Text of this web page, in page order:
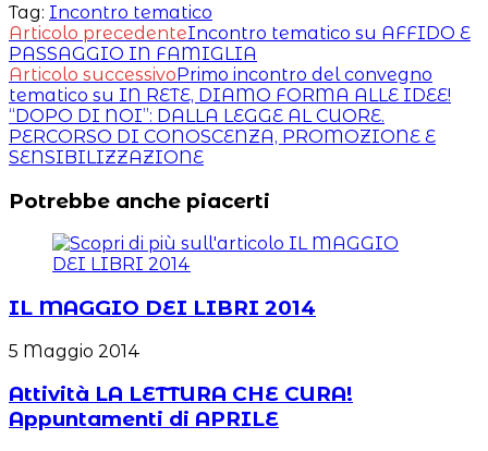
Tag: Incontro tematico
Leggi
altri
articoli
Articolo precedenteIncontro tematico su AFFIDO E
PASSAGGIO IN FAMIGLIA
Articolo successivoPrimo incontro del convegno
tematico su IN RETE, DIAMO FORMA ALLE IDEE!
“DOPO DI NOI”: DALLA LEGGE AL CUORE.
PERCORSO DI CONOSCENZA, PROMOZIONE E
SENSIBILIZZAZIONE
Potrebbe anche piacerti
IL MAGGIO DEI LIBRI 2014
5 Maggio 2014
Attività LA LETTURA CHE CURA!
Appuntamenti di APRILE